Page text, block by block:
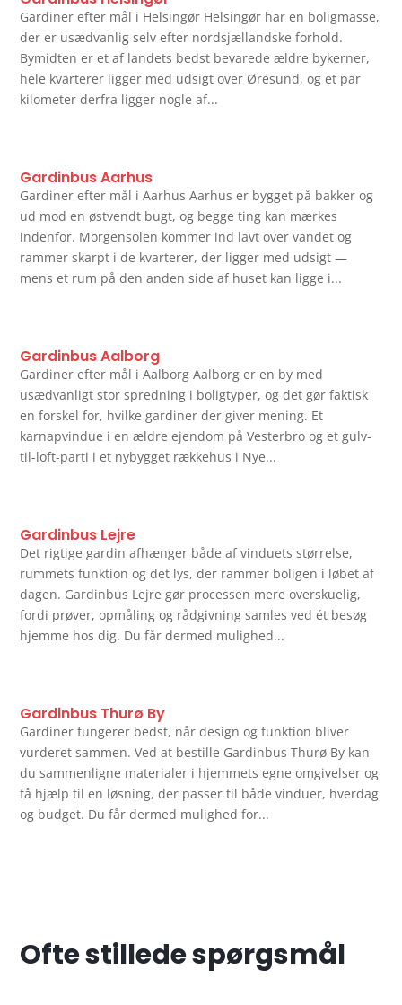
Gardiner efter mål i Helsingør Helsingør har en boligmasse,
der er usædvanlig selv efter nordsjællandske forhold.
Bymidten er et af landets bedst bevarede ældre bykerner,
hele kvarterer ligger med udsigt over Øresund, og et par
kilometer derfra ligger nogle af...
Gardinbus Aarhus
Gardiner efter mål i Aarhus Aarhus er bygget på bakker og
ud mod en østvendt bugt, og begge ting kan mærkes
indenfor. Morgensolen kommer ind lavt over vandet og
rammer skarpt i de kvarterer, der ligger med udsigt —
mens et rum på den anden side af huset kan ligge i...
Gardinbus Aalborg
Gardiner efter mål i Aalborg Aalborg er en by med
usædvanligt stor spredning i boligtyper, og det gør faktisk
en forskel for, hvilke gardiner der giver mening. Et
karnapvindue i en ældre ejendom på Vesterbro og et gulv-
til-loft-parti i et nybygget rækkehus i Nye...
Gardinbus Lejre
Det rigtige gardin afhænger både af vinduets størrelse,
rummets funktion og det lys, der rammer boligen i løbet af
dagen. Gardinbus Lejre gør processen mere overskuelig,
fordi prøver, opmåling og rådgivning samles ved ét besøg
hjemme hos dig. Du får dermed mulighed...
Gardinbus Thurø By
Gardiner fungerer bedst, når design og funktion bliver
vurderet sammen. Ved at bestille Gardinbus Thurø By kan
du sammenligne materialer i hjemmets egne omgivelser og
få hjælp til en løsning, der passer til både vinduer, hverdag
og budget. Du får dermed mulighed for...
Ofte stillede spørgsmål